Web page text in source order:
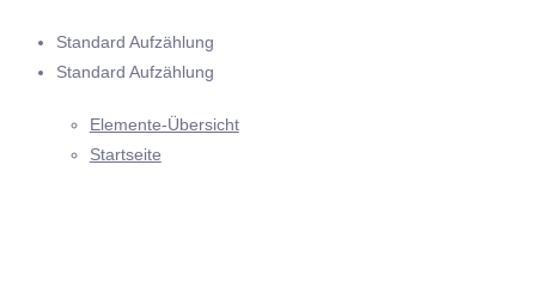
Standard Aufzählung
Standard Aufzählung
Elemente-Übersicht
Startseite